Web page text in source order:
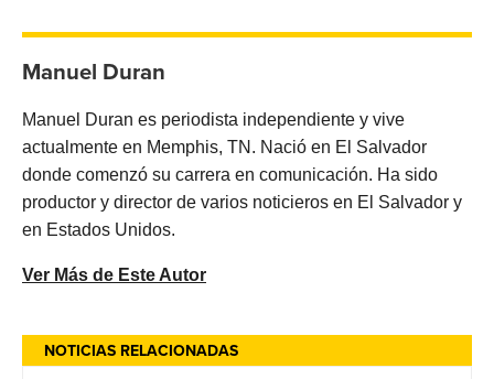
NOTICIAS RELACIONADAS
Manuel Duran
Manuel Duran es periodista independiente y vive
actualmente en Memphis, TN. Nació en El Salvador
donde comenzó su carrera en comunicación. Ha sido
productor y director de varios noticieros en El Salvador y
en Estados Unidos.
Ver Más de Este Autor